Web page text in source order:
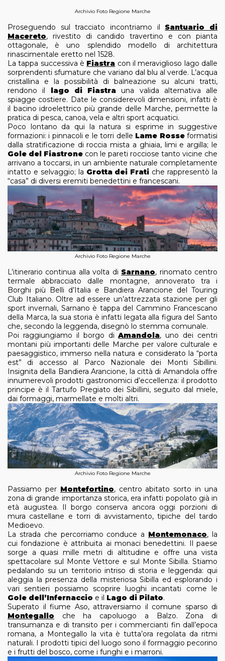
Archivio Foto Regione Marche
Proseguendo sul tracciato incontriamo il Santuario di
Macereto, rivestito di candido travertino e con pianta
ottagonale, è uno splendido modello di architettura
rinascimentale eretto nel 1528.
La tappa successiva è Fiastra con il meraviglioso lago dalle
sorprendenti sfumature che variano dal blu al verde. L’acqua
cristallina e la possibilità di balneazione su alcuni tratti,
rendono il lago di Fiastra una valida alternativa alle
spiagge costiere. Date le considerevoli dimensioni, infatti è
il bacino idroelettrico più grande delle Marche, permette la
pratica di pesca, canoa, vela e altri sport acquatici.
Poco lontano da qui la natura si esprime in suggestive
formazioni: i pinnacoli e le torri delle Lame Rosseformatisi
dalla stratificazione di roccia mista a ghiaia, limi e argilla; le
Gole del Fiastrone con le pareti rocciose tanto vicine che
arrivano a toccarsi, in un ambiente naturale completamente
intatto e selvaggio; la Grotta dei Frati che rappresentò la
“casa” di diversi eremiti benedettini e francescani.
Archivio Foto Regione Marche
L’itinerario continua alla volta di Sarnano, rinomato centro
termale abbracciato dalle montagne, annoverato tra i
Borghi più Belli d’Italia e Bandiera Arancione del Touring
Club Italiano. Oltre ad essere un’attrezzata stazione per gli
sport invernali, Sarnano è tappa del Cammino Francescano
della Marca, la sua storia è infatti legata alla figura del Santo
che, secondo la leggenda, disegnò lo stemma comunale.
Poi raggiungiamo il borgo diAmandola, uno dei centri
montani più importanti delle Marche per valore culturale e
paesaggistico, immerso nella natura e considerato la “porta
est” di accesso al Parco Nazionale dei Monti Sibillini.
Insignita della Bandiera Arancione, la città di Amandola offre
innumerevoli prodotti gastronomici d’eccellenza: il prodotto
principe è il Tartufo Pregiato dei Sibillini, seguito dal miele,
dai formaggi, marmellate e molti altri.
Archivio Foto Regione Marche
Passiamo per Montefortino, centro abitato sorto in una
zona di grande importanza storica, era infatti popolato già in
età augustea. Il borgo conserva ancora oggi porzioni di
mura castellane e torri di avvistamento, tipiche del tardo
Medioevo.
La strada che percorriamo conduce a Montemonaco, la
cui fondazione è attribuita ai monaci benedettini. Il paese
sorge a quasi mille metri di altitudine e offre una vista
spettacolare sul Monte Vettore e sul Monte Sibilla. Stiamo
pedalando su un territorio intriso di storia e leggenda: qui
aleggia la presenza della misteriosa Sibilla ed esplorando i
vari sentieri possiamo scoprire luoghi incantati come le
Gole dell’Infernaccio e il Lago di Pilato.
Superato il fiume Aso, attraversiamo il comune sparso di
Montegallo che ha capoluogo a Balzo. Zona di
transumanza e di transito per i commercianti fin dall’epoca
romana, a Montegallo la vita è tutta’ora regolata da ritmi
naturali. I prodotti tipici del luogo sono il formaggio pecorino
e i frutti del bosco, come i funghi e i marroni.